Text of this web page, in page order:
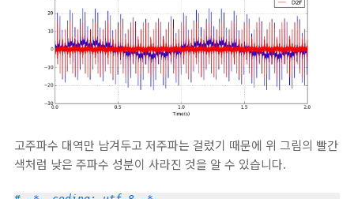
고주파수 대역만 남겨두고 저주파는 걸렀기 때문에 위 그림의 빨간
색처럼 낮은 주파수 성분이 사라진 것을 알 수 있습니다.